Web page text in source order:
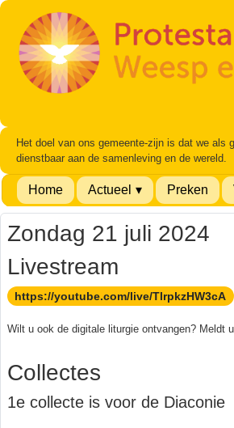
Het doel van ons gemeente-zijn is dat we als
dienstbaar aan de samenleving en de wereld.
Home Actueel Preken
Zondag 21 juli 2024
Livestream
https://youtube.com/live/TlrpkzHW3cA
Wilt u ook de digitale liturgie ontvangen? Meldt
Collectes
1e collecte is voor de Diaconie